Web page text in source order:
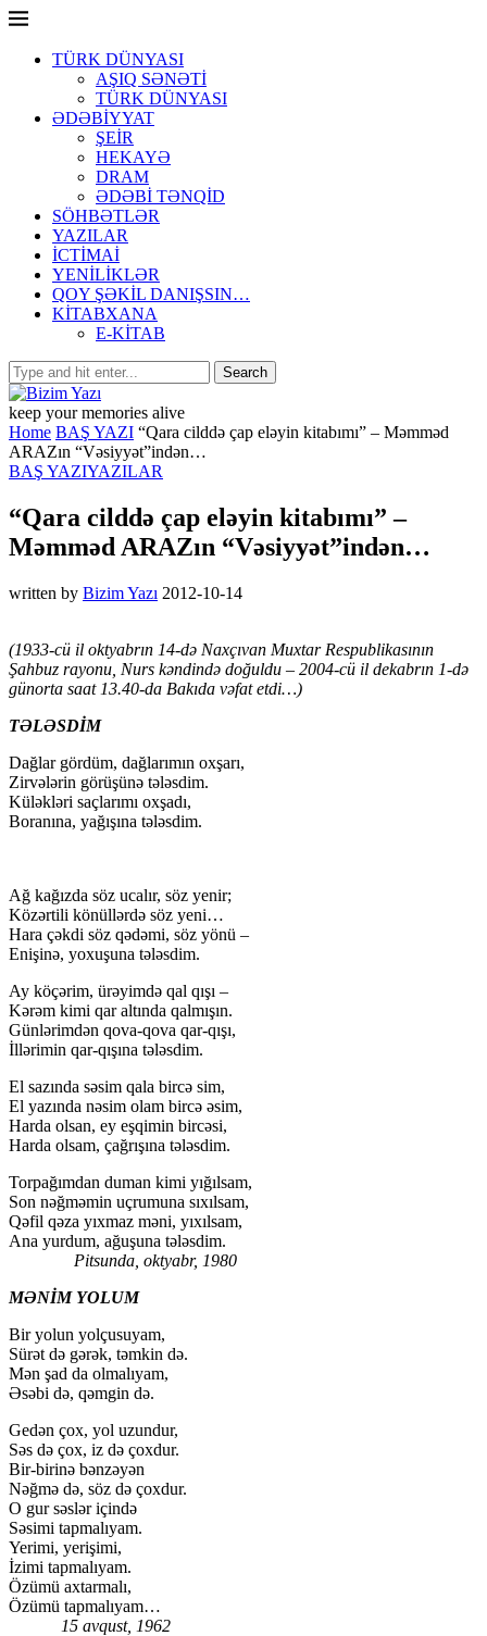
TÜRK DÜNYASI
AŞIQ SƏNƏTİ
TÜRK DÜNYASI
ƏDƏBİYYAT
ŞEİR
HEKAYƏ
DRAM
ƏDƏBİ TƏNQİD
SÖHBƏTLƏR
YAZILAR
İCTİMAİ
YENİLİKLƏR
QOY ŞƏKİL DANIŞSIN…
KİTABXANA
E-KİTAB
keep your memories alive
Home BAŞ YAZI “Qara cilddə çap eləyin kitabımı” – Məmməd
ARAZın “Vəsiyyət”indən…
BAŞ YAZIYAZILAR
“Qara cilddə çap eləyin kitabımı” –
Məmməd ARAZın “Vəsiyyət”indən…
written by Bizim Yazı 2012-10-14
(1933-cü il oktyabrın 14-də Naxçıvan Muxtar Respublikasının
Şahbuz rayonu, Nurs kəndində doğuldu – 2004-cü il dekabrın 1-də
günorta saat 13.40-da Bakıda vəfat etdi…)
TƏLƏSDİM
Dağlar gördüm, dağlarımın oxşarı,
Zirvələrin görüşünə tələsdim.
Küləkləri saçlarımı oxşadı,
Boranına, yağışına tələsdim.
Ağ kağızda söz ucalır, söz yenir;
Közərtili könüllərdə söz yeni…
Hara çəkdi söz qədəmi, söz yönü –
Enişinə, yoxuşuna tələsdim.
Ay köçərim, ürəyimdə qal qışı –
Kərəm kimi qar altında qalmışın.
Günlərimdən qova-qova qar-qışı,
İllərimin qar-qışına tələsdim.
El sazında səsim qala bircə sim,
El yazında nəsim olam bircə əsim,
Harda olsan, ey eşqimin bircəsi,
Harda olsam, çağrışına tələsdim.
Torpağımdan duman kimi yığılsam,
Son nəğməmin uçrumuna sıxılsam,
Qəfil qəza yıxmaz məni, yıxılsam,
Ana yurdum, ağuşuna tələsdim.
Pitsunda, oktyabr, 1980
MƏNİM YOLUM
Bir yolun yolçusuyam,
Sürət də gərək, təmkin də.
Mən şad da olmalıyam,
Əsəbi də, qəmgin də.
Gedən çox, yol uzundur,
Səs də çox, iz də çoxdur.
Bir-birinə bənzəyən
Nəğmə də, söz də çoxdur.
O gur səslər içində
Səsimi tapmalıyam.
Yerimi, yerişimi,
İzimi tapmalıyam.
Özümü axtarmalı,
Özümü tapmalıyam…
15 avqust, 1962